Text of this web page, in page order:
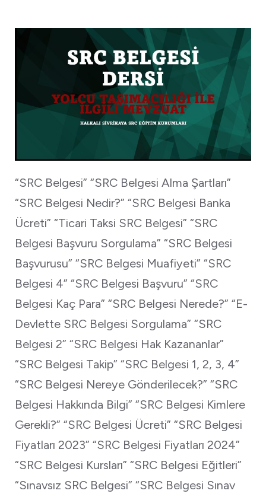
“SRC Belgesi” “SRC Belgesi Alma Şartları”
“SRC Belgesi Nedir?” “SRC Belgesi Banka
Ücreti” “Ticari Taksi SRC Belgesi” “SRC
Belgesi Başvuru Sorgulama” “SRC Belgesi
Başvurusu” “SRC Belgesi Muafiyeti” “SRC
Belgesi 4” “SRC Belgesi Başvuru” “SRC
Belgesi Kaç Para” “SRC Belgesi Nerede?” “E-
Devlette SRC Belgesi Sorgulama” “SRC
Belgesi 2” “SRC Belgesi Hak Kazananlar”
“SRC Belgesi Takip” “SRC Belgesi 1, 2, 3, 4”
“SRC Belgesi Nereye Gönderilecek?” “SRC
Belgesi Hakkında Bilgi” “SRC Belgesi Kimlere
Gerekli?” “SRC Belgesi Ücreti” “SRC Belgesi
Fiyatları 2023” “SRC Belgesi Fiyatları 2024”
“SRC Belgesi Kursları” “SRC Belgesi Eğitleri”
“Sınavsız SRC Belgesi” “SRC Belgesi Sınav